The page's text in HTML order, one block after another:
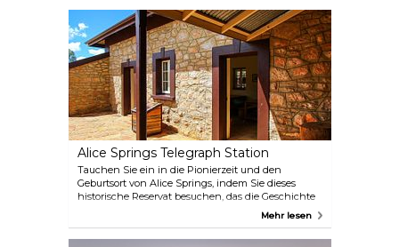
Originalwaggons der historischen Ghan-Eisenbahn
ausgestellt sind, können Sie auch einen
traditionellen Morgen- oder Nachmittagstee in
einer Schmalspurlokomotive genießen.
Alice Springs Telegraph Station
Tauchen Sie ein in die Pionierzeit und den
Geburtsort von Alice Springs, indem Sie dieses
historische Reservat besuchen, das die Geschichte
der Verbindung Australiens mit dem Rest der Welt
informieren Sie über die Geschichte des Telegrafen
Mehr lesen